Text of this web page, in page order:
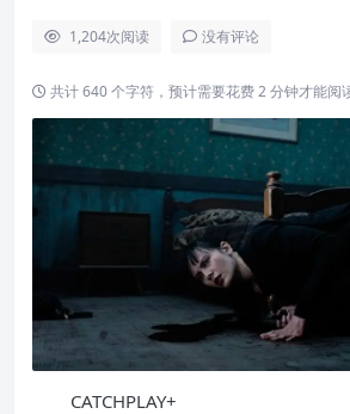
1,204次阅读 没有评论
共计 640 个字符，预计需要花费 2 分钟才能阅
CATCHPLAY+